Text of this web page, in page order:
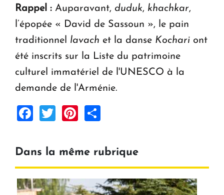
Rappel : Auparavant, duduk, khachkar,
l’épopée « David de Sassoun », le pain
traditionnel lavach et la danse Kochari ont
été inscrits sur la Liste du patrimoine
culturel immatériel de l'UNESCO à la
demande de l'Arménie.
Facebook
TwitterPinterest
Dans la même rubrique